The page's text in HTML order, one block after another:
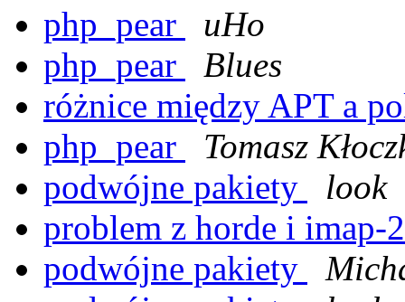
php_pear
uHo
php_pear
Blues
różnice między APT a
php_pear
Tomasz
podwójne pakiety
look
problem z horde i imap-
podwójne pakiety